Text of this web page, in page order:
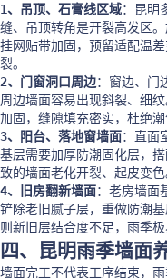
1、吊顶、石膏线区域：昆明
缝、吊顶转角是开裂高发区
挂网贴带加固，预留适配温
裂。
2、门窗洞口周边：窗边、门
周边墙面容易出现斜裂、细
加固，缝隙填充密实，杜绝潮
3、阳台、落地窗墙面：直面
基层需要加厚防潮固化层，
致的墙面老化开裂、起皮变色
4、旧房翻新墙面：老房墙面
铲除老旧腻子层，重做防潮
则新旧层结合度不足，雨季极
四、昆明雨季墙面
墙面完工不代表工序结束，